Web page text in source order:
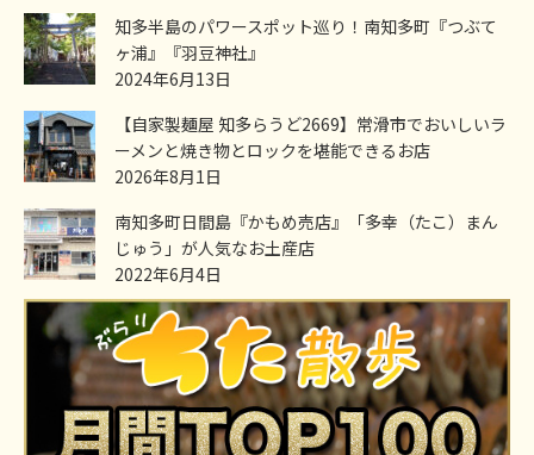
知多半島のパワースポット巡り！南知多町『つぶて
ヶ浦』『羽豆神社』
2024年6月13日
【自家製麺屋 知多らうど2669】常滑市でおいしいラ
ーメンと焼き物とロックを堪能できるお店
2026年8月1日
南知多町日間島『かもめ売店』「多幸（たこ）まん
じゅう」が人気なお土産店
2022年6月4日